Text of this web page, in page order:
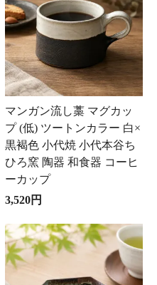
マンガン流し藁 マグカッ
プ (低) ツートンカラー 白×
黒褐色 小代焼 小代本谷ち
ひろ窯 陶器 和食器 コーヒ
ーカップ
3,520円